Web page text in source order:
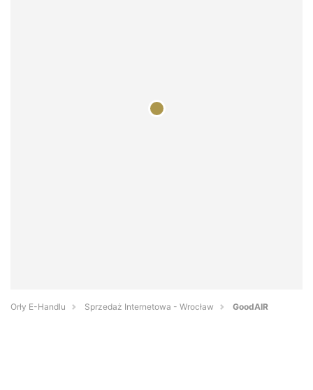
Orły E-Handlu Sprzedaż Internetowa - Wrocław GoodAIR